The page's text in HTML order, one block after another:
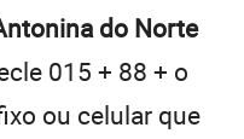
do Norte
015 + 88 + o
ou celular que